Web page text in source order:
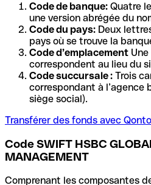
Code de banque: Quatre
une version abrégée du
Code du pays: Deux
pays où se trouve la
Code d’emplacement
correspondent au lieu du
Code succursale : Trois
correspondant à l’agence
siège social).
Transférer des fonds avec Qonto
Code SWIFT HSBC
MANAGEMENT
Comprenant les composantes